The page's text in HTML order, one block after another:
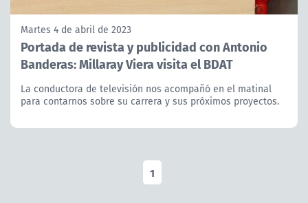
Martes 4 de abril de 2023
Portada de revista y publicidad con Antonio
Banderas: Millaray Viera visita el BDAT
La conductora de televisión nos acompañó en el matinal
para contarnos sobre su carrera y sus próximos proyectos.
1